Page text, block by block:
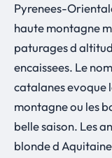
Pyrenees-
haute montagne
paturages d
encaissees. Le
catalanes evoque
montagne ou les
belle saison. Les
blonde d